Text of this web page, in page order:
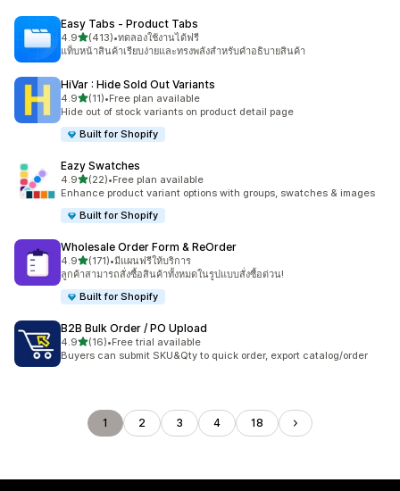
Easy Tabs ‑ Product Tabs
4.9เต็ม 5 ดาว
(413)
ทั้งหมด 413 รีวิว
•ทดลองใช้งานได้ฟรี
แท็บหน้าสินค้าเรียบง่ายและทรงพลังสำหรับคำอธิบายสินค้า
HiVar : Hide Sold Out Variants
4.9เต็ม 5 ดาว
(11)
ทั้งหมด 11 รีวิว
•Free plan available
Hide out of stock variants on product detail page
Built for Shopify
Eazy Swatches
4.9เต็ม 5 ดาว
(22)
ทั้งหมด 22 รีวิว
•Free plan available
Enhance product variant options with groups, swatches & images
Built for Shopify
Wholesale Order Form & ReOrder
4.9เต็ม 5 ดาว
(171)
ทั้งหมด 171 รีวิว
•มีแผนฟรีให้บริการ
ลูกค้าสามารถสั่งซื้อสินค้าทั้งหมดในรูปแบบสั่งซื้อด่วน!
Built for Shopify
B2B Bulk Order / PO Upload
4.9เต็ม 5 ดาว
(16)
ทั้งหมด 16 รีวิว
•Free trial available
Buyers can submit SKU&Qty to quick order, export catalog/order
1 2 3 4 18